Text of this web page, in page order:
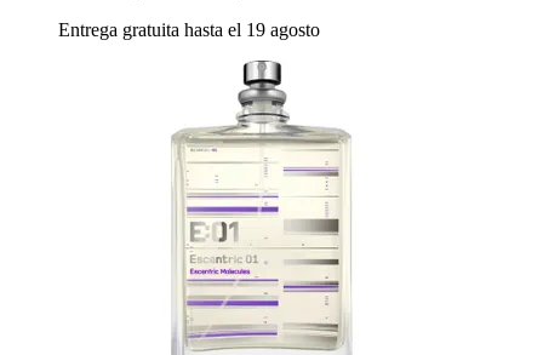
Entrega gratuita hasta el 19 agosto